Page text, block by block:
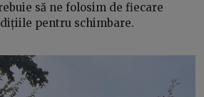
să ne folosim de fiecare
pentru schimbare.